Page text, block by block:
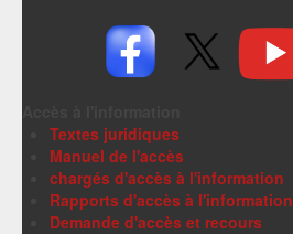
Textes juridiques
Manuel de l'accès
chargés d'accès à l'information
Rapports d'accès à l'information
Demande d'accès et recours